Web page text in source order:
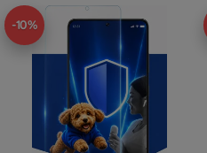
-10%